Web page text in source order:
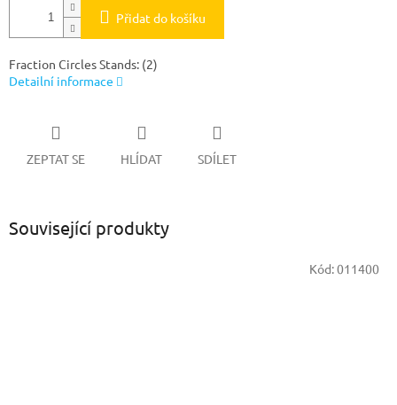
Přidat do košíku
Fraction Circles Stands: (2)
Detailní informace
ZEPTAT SE HLÍDAT SDÍLET
Související produkty
Kód:011400